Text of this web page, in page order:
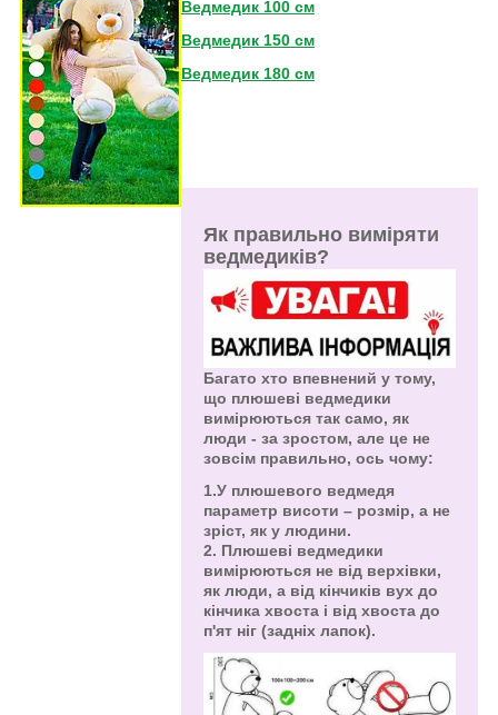
Ведмедик 100 см
Ведмедик 150 см
Ведмедик 180 см
Як правильно виміряти
ведмедиків?
Багато хто впевнений у тому,
що плюшеві ведмедики
вимірюються так само, як
люди - за зростом, але це не
зовсім правильно, ось чому:
1.У плюшевого ведмедя
параметр висоти – розмір, а не
зріст, як у людини.
2. Плюшеві ведмедики
вимірюються не від верхівки,
як люди, а від кінчиків вух до
кінчика хвоста і від хвоста до
п'ят ніг (задніх лапок).